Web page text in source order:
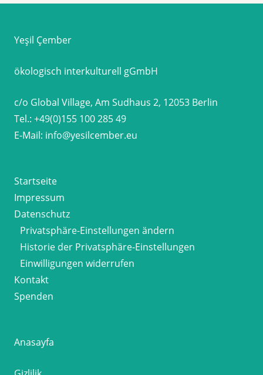
Yeşil Çember
ökologisch interkulturell gGmbH
c/o Global Village, Am Sudhaus 2, 12053 Berlin
Tel.: +49(0)155 100 285 49
E-Mail: info@yesilcember.eu
Startseite
Impressum
Datenschutz
Privatsphäre-Einstellungen ändern
Historie der Privatsphäre-Einstellungen
Einwilligungen widerrufen
Kontakt
Spenden
Anasayfa